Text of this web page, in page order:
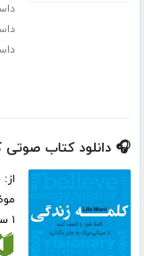
🎧 دانلود کتاب صوتی
از:
۱ ساعت و ۳۵ دقیقه